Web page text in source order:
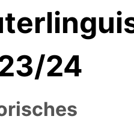
24